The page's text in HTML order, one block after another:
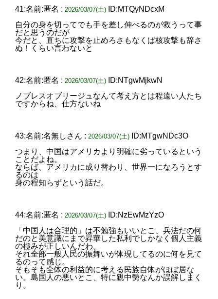
41:名前:匿名 : 2026/03/07(土)
ID:MTQyNDcxM
自分の身を切ってでも手を差し伸べるのが救うって事
だと思うのだが
今だと、直ちに攻撃を止めろさもなくば核攻撃も辞さ
ぬ！くらい言わないと
42:名前:匿名 : 2026/03/07(土)
ID:NTgwMjkwN
ノブレスオブリージュなんて考え方とは程遠い人たち
ですからね、仕方ないね
43:名前:名無しさん : 2026/03/07(土)
ID:MTgwNDc3O
つまり、中国はアメリカより明確に劣っているという
ことだよね。
ならば、アメリカに成り替わり、世界一になろうとす
るのは
身の程知らずという話だ。
44:名前:匿名 : 2026/03/07(土)
ID:NzEwMzYzO
「中国人は合理的」は不勉強もいいとこ、兵法だの何
だのと美意識にまで昇華した私利でしかなく個人主義
の極みが正しいんだわ。
それ全部一般人民の振舞いが体現してるのに何を見て
るのって感じ。
そもそも全体の利益的に考える民族自体がほぼ居な
い。島国人の悪いとこ、特に親中勢なんか誤解しまく
り。